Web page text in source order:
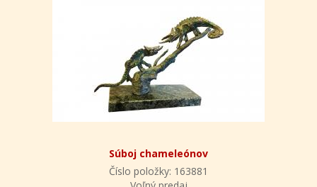
Súboj chameleónov
Číslo položky: 163881